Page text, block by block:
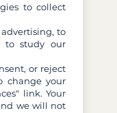
to collect
to
to study our
or reject
change your
link. Your
we will not